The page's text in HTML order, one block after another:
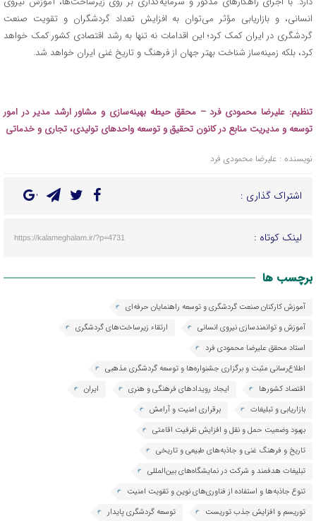
انسانی، و بازاریابی مؤثر می‌توان به افزایش تعداد گردشگران و تقویت صنعت
گردشگری در ایران کمک کرد؛ این اقدامات نه تنها به رشد اقتصادی کشور کمک خواهد
کرد، بلکه زمینه‌ساز شناخت بهتر جهان از فرهنگ و تاریخ غنی ایران خواهد شد.
تنظیم: علیرضا محمودی فرد – محقق حیطه بهینه‌سازی و مشاور ارشد مدیر در امور
توسعه و مدیریت منابع در کانون تحقیق و توسعه واحدهای تولیدی، تجاری و خدماتی
نویسنده : علیرضا محمودی فرد
اشتراک گذاری :
لینک کوتاه : https://kalameghalam.ir/?p=4731
برچسب ها
آموزش کارکنان صنعت گردشگری و توسعه راهنمایان حرفه‌ای
آموزش و توانمندسازی نیروی انسانی
ارتقاء زیرساخت‌های گردشگری
استاد محقق علیرضا محمودی فرد
اطلاع‌رسانی مثبت و برگزاری جشنواره‌ها و توسعه گردشگری مذهبی
اقتصاد کشورها
ایجاد رویدادهای فرهنگی و هنری
ایران
بازاریابی و تبلیغات
برقراری امنیت و آرامش
بهبود وضعیت حمل و نقل و افزایش ظرفیت اقامتی
تاریخ و فرهنگ غنی و جاذبه‌های طبیعی و تاریخی
تبلیغات هدفمند و شرکت در نمایشگاه‌های بین‌المللی
تنوع جاذبه‌ها و استفاده از فناوری‌های نوین و تقویت امنیت
توریسم و افزایش جذب توریست
توسعه گردشگری پایدار